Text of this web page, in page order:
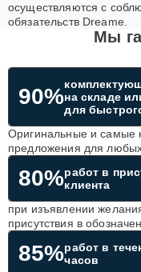
осуществляются с
обязательств Dreame.
Мы
90%на складе
для
Оригинальные и самые
предложения для
80%работ в
клиента
при изъявлении
присутствия в
85%работ в
часов